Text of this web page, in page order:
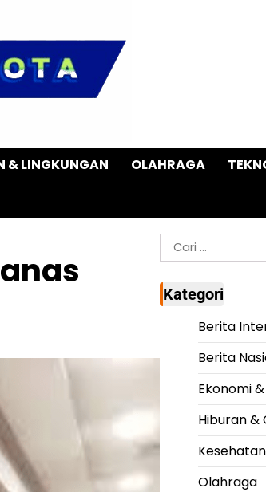
& LINGKUNGAN OLAHRAGA
Cari
untuk:
Kategori
Berita
Berita
Ekonomi
Hiburan &
Olahraga